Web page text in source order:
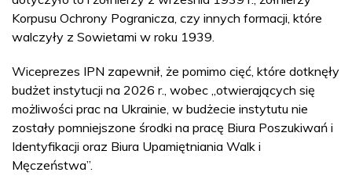
Korpusu Ochrony Pogranicza, czy innych formacji, które
walczyły z Sowietami w roku 1939.
Wiceprezes IPN zapewnił, że pomimo cięć, które dotknęły
budżet instytucji na 2026 r., wobec „otwierających się
możliwości prac na Ukrainie, w budżecie instytutu nie
zostały pomniejszone środki na pracę Biura Poszukiwań i
Identyfikacji oraz Biura Upamiętniania Walk i
Męczeństwa”.